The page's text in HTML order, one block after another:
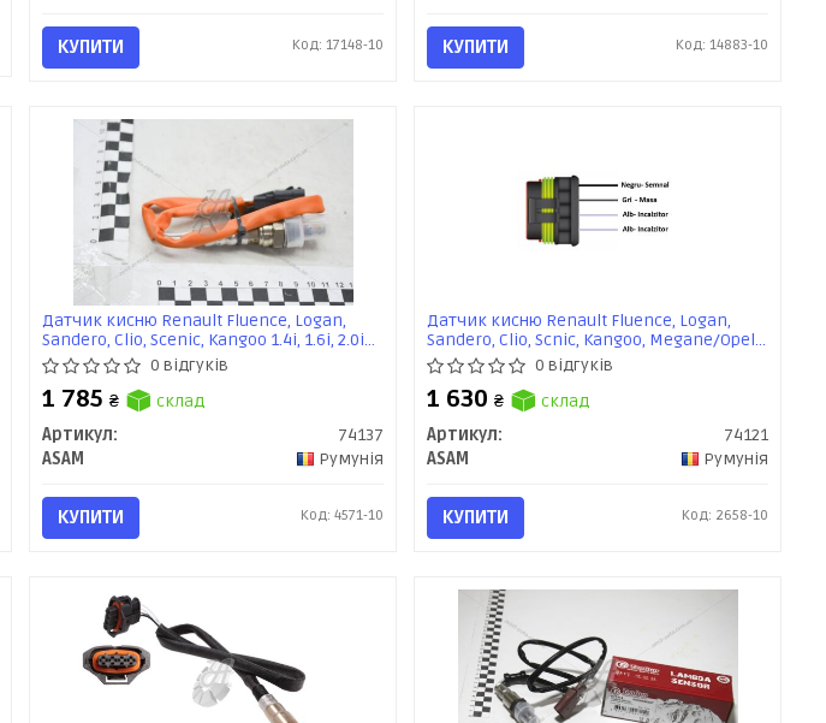
КУПИТИ Код: 17148-10 КУПИТИ Код: 14883-10
Датчик кисню Renault Fluence, Logan,
Sandero, Clio, Scenic, Kangoo 1.4i, 1.6i, 2.0i
(04-) (74137) Asam0 відгуків
1 785₴
склад
Артикул:
74137
ASAM
Румунія
КУПИТИ Код: 4571-10
Датчик кисню Renault Fluence, Logan,
Sandero, Clio, Scnic, Kangoo, Megane/Opel
Vivaro 1.4i, 1.6i, 2.0i (74121) Asam
0 відгуків
1 630₴
склад
Артикул:
74121
ASAM
Румунія
КУПИТИ Код: 2658-10